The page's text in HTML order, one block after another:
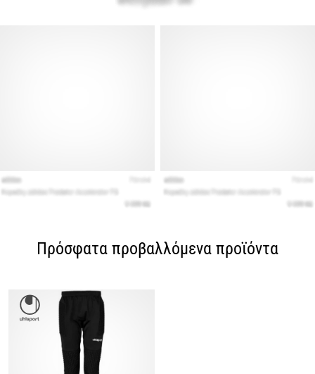
Πρόσφατα προβαλλόμενα προϊόντα